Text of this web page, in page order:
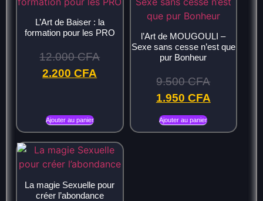
L’Art de Baiser : la
formation pour les PRO
12.000CFA
2.200CFA
Ajouter au panier
l’Art de MOUGOULI –
Sexe sans cesse n’est que
pur Bonheur
9.500CFA
1.950 CFA
Ajouter au panier
La magie Sexuelle pour
créer l’abondance